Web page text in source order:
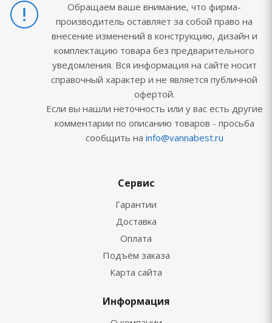
Обращаем ваше внимание, что фирма-
производитель оставляет за собой право на
внесение изменений в конструкцию, дизайн и
комплектацию товара без предварительного
уведомления. Вся информация на сайте носит
справочный характер и не является публичной
офертой.
Если вы нашли неточность или у вас есть другие
комментарии по описанию товаров - просьба
сообщить на info@vannabest.ru
Сервис
Гарантии
Доставка
Оплата
Подъём заказа
Карта сайта
Информация